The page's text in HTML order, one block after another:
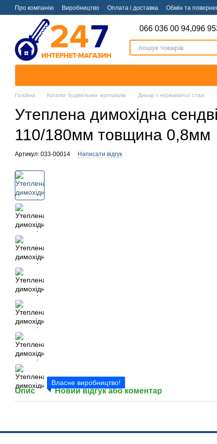
Перейти к основному контенту
Про компанію Виробництво Оплата і доставка Обмін та
066 036 00 94,096
Головна Каталог будівельних матеріалів Димар з нержавіючої сталі
Утеплена димохідна
110/180мм товщина 0,8мм
Артикул: 033-00014 Написати відгук
Власне виробництво!
Опис Новий відгук або коментар